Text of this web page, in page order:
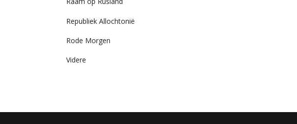
Republiek Allochtonië
Rode Morgen
Videre